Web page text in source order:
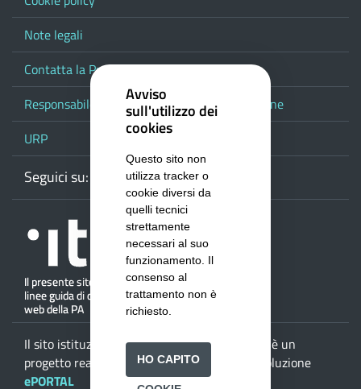
Note legali
Contatta la Provincia
Responsabile del procedimento di pubblicazione
URP
Seguici su: WebmailFacebook
Youtube
Il sito istituzionale dellaProvincia di Salerno
è un
progetto realizzato daISWEB S.p.A.
con la soluzione
ePORTAL
Avviso
sull'utilizzo dei
cookies
Questo sito non
utilizza tracker o
cookie diversi da
quelli tecnici
strettamente
necessari al suo
funzionamento. Il
consenso al
trattamento non è
richiesto.
HO CAPITO